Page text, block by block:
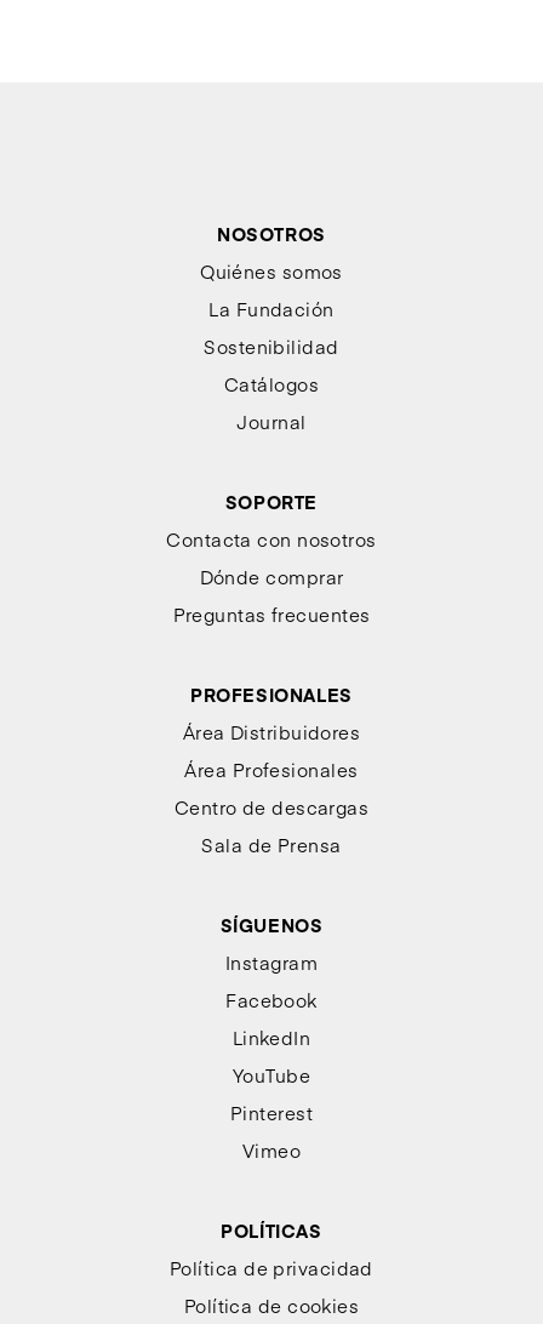
NOSOTROS
Quiénes somos
La Fundación
Sostenibilidad
Catálogos
Journal
SOPORTE
Contacta con nosotros
Dónde comprar
Preguntas frecuentes
PROFESIONALES
Área Distribuidores
Área Profesionales
Centro de descargas
Sala de Prensa
SÍGUENOS
Instagram
Facebook
LinkedIn
YouTube
Pinterest
Vimeo
POLÍTICAS
Política de privacidad
Política de cookies